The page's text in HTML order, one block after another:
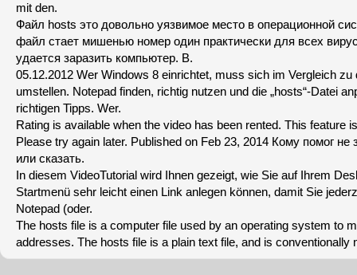
mit den.
Файл hosts это довольно уязвимое место в операционной
файл стает мишенью номер один практически для всех
удается заразить компьютер. В.
05.12.2012 Wer Windows 8 einrichtet, muss sich im Vergleich zu
umstellen. Notepad finden, richtig nutzen und die „hosts“-Datei
richtigen Tipps. Wer.
Rating is available when the video has been rented. This feature
Please try again later. Published on Feb 23, 2014 Кому помог не
или сказать.
In diesem VideoTutorial wird Ihnen gezeigt, wie Sie auf Ihrem
Startmenü sehr leicht einen Link anlegen können, damit Sie
Notepad (oder.
The hosts file is a computer file used by an operating system to
addresses. The hosts file is a plain text file, and is conventionally